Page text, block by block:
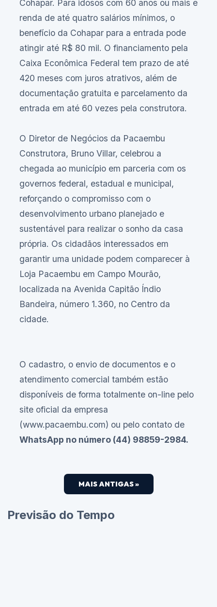
Cohapar. Para idosos com 60 anos ou mais e
renda de até quatro salários mínimos, o
benefício da Cohapar para a entrada pode
atingir até R$ 80 mil. O financiamento pela
Caixa Econômica Federal tem prazo de até
420 meses com juros atrativos, além de
documentação gratuita e parcelamento da
entrada em até 60 vezes pela construtora.
O Diretor de Negócios da Pacaembu
Construtora, Bruno Villar, celebrou a
chegada ao município em parceria com os
governos federal, estadual e municipal,
reforçando o compromisso com o
desenvolvimento urbano planejado e
sustentável para realizar o sonho da casa
própria. Os cidadãos interessados em
garantir uma unidade podem comparecer à
Loja Pacaembu em Campo Mourão,
localizada na Avenida Capitão Índio
Bandeira, número 1.360, no Centro da
cidade.
O cadastro, o envio de documentos e o
atendimento comercial também estão
disponíveis de forma totalmente on-line pelo
site oficial da empresa
(www.pacaembu.com) ou pelo contato de
WhatsApp no número (44) 98859-2984.
MAIS ANTIGAS »
Previsão do Tempo